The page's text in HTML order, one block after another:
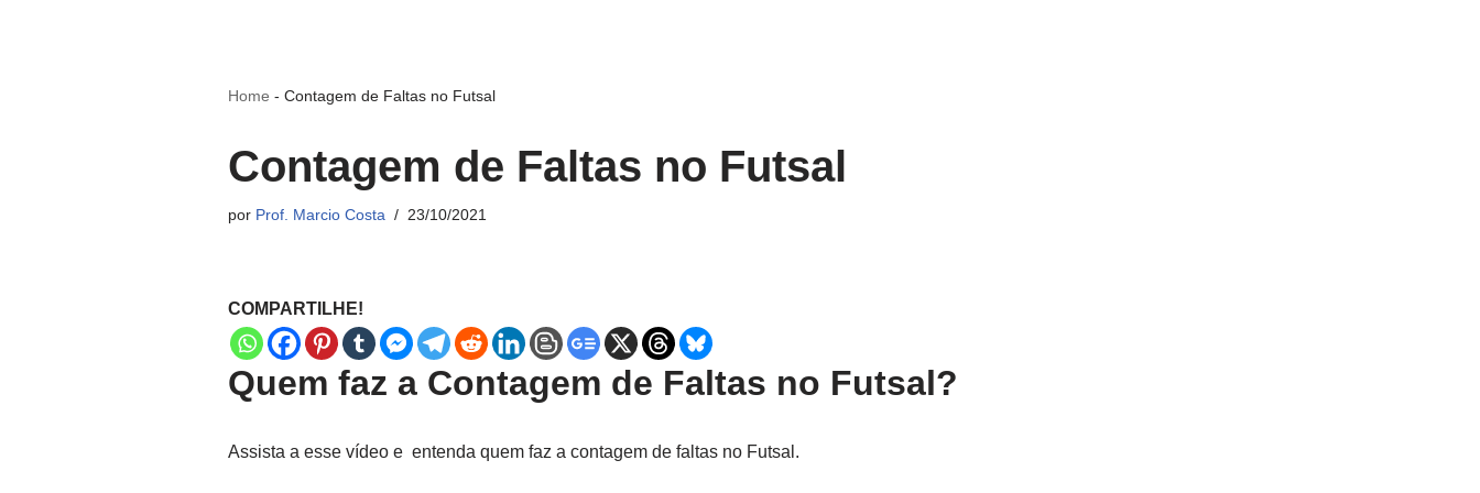
Home - Contagem de Faltas no Futsal
Contagem de Faltas no Futsal
por Prof. Marcio Costa 23/10/2021
COMPARTILHE!
Quem faz a Contagem de Faltas no Futsal?
Assista a esse vídeo e entenda quem faz a contagem de faltas no Futsal.